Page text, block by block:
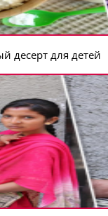
десерт для детей